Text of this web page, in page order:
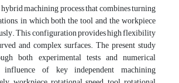
machining process that combines turning
in which both the tool and the workpiece
This configuration provides high flexibility
and complex surfaces. The present study
both experimental tests and numerical
influence of key independent machining